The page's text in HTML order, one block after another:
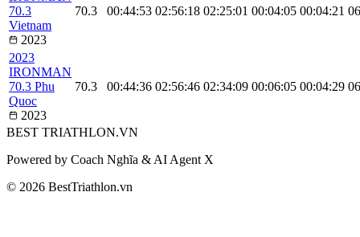
70.3
Vietnam
2023
70.3 00:44:53 02:56:18 02:25:01 00:04:05 00:04:21
2023
IRONMAN
70.3 Phu
Quoc
2023
70.3 00:44:36 02:56:46 02:34:09 00:06:05 00:04:29
BEST TRIATHLON.VN
Powered by Coach Nghĩa & AI Agent X
© 2026 BestTriathlon.vn